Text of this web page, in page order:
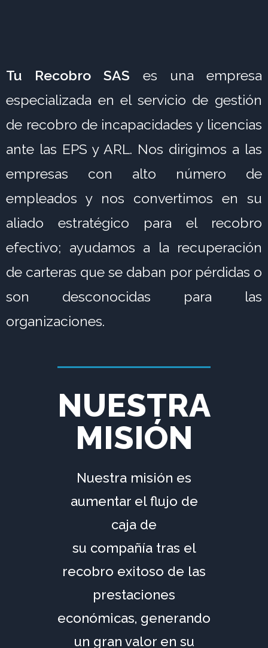
Tu Recobro SAS es una empresa
especializada en el servicio de gestión
de recobro de incapacidades y licencias
ante las EPS y ARL. Nos dirigimos a las
empresas con alto número de
empleados y nos convertimos en su
aliado estratégico para el recobro
efectivo; ayudamos a la recuperación
de carteras que se daban por pérdidas o
son desconocidas para las
organizaciones.
NUESTRA
MISIÓN
Nuestra misión es
aumentar el flujo de
caja de
su compañía tras el
recobro exitoso de las
prestaciones
económicas, generando
un gran valor en su